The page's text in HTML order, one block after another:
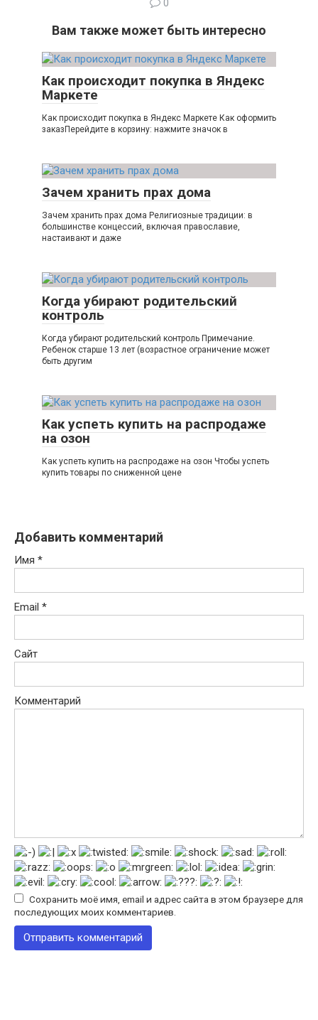
0
Вам также может быть интересно
Как происходит покупка в Яндекс
Маркете
Как происходит покупка в Яндекс Маркете Как оформить
заказПерейдите в корзину: нажмите значок в
Зачем хранить прах дома
Зачем хранить прах дома Религиозные традиции: в
большинстве концессий, включая православие,
настаивают и даже
Когда убирают родительский
контроль
Когда убирают родительский контроль Примечание.
Ребенок старше 13 лет (возрастное ограничение может
быть другим
Как успеть купить на распродаже
на озон
Как успеть купить на распродаже на озон Чтобы успеть
купить товары по сниженной цене
Добавить комментарий
Имя *
Email *
Сайт
Комментарий
Сохранить моё имя, email и адрес сайта в этом браузере для
последующих моих комментариев.